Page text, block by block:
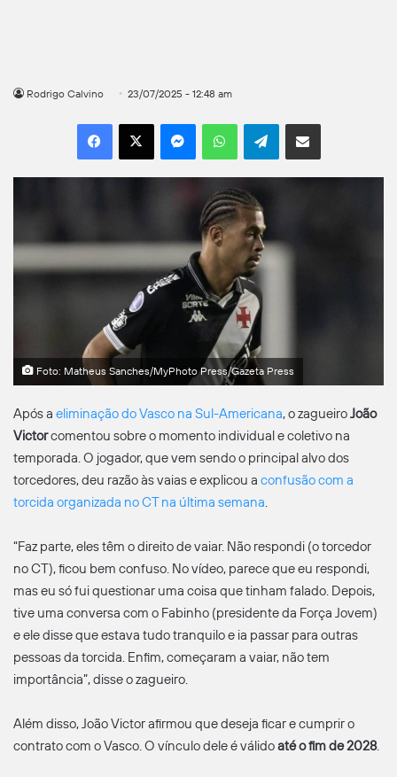
Rodrigo Calvino 23/07/2025 - 12:48 am
Facebook
X MessengerWhatsAppTelegramCompartilhar por e-mail
Foto: Matheus Sanches/MyPhoto Press/Gazeta Press
Após a eliminação do Vasco na Sul-Americana, o zagueiroJoão
Victorcomentou sobre o momento individual e coletivo na
temporada. O jogador, que vem sendo o principal alvo dos
torcedores, deu razão às vaias e explicou a confusão com a
torcida organizada no CT na última semana.
“Faz parte, eles têm o direito de vaiar. Não respondi (o torcedor
no CT), ficou bem confuso. No vídeo, parece que eu respondi,
mas eu só fui questionar uma coisa que tinham falado. Depois,
tive uma conversa com o Fabinho (presidente da Força Jovem)
e ele disse que estava tudo tranquilo e ia passar para outras
pessoas da torcida. Enfim, começaram a vaiar, não tem
importância”, disse o zagueiro.
Além disso, João Victor afirmou que deseja ficar e cumprir o
contrato com o Vasco. O vínculo dele é válidoaté o fim de 2028.